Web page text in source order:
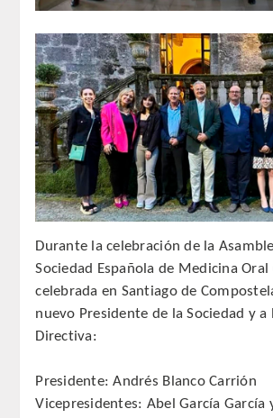
CIENCIAS BASICAS MEDICAS
AFINES A LA ODONTOLOGIA
HUMANIDADES Y CIENCIAS
MEDICO-JURIDICAS
PREVENCION,PROMOCION DE LA
SALUD Y GESTION NUEVAS
TECNOLOGIAS SANITARIAS
ESTOMATOLOGIA MEDICO-
QUIRURGICA
ODONTOLOGIA CONSERVADORA
NÚMERO
Durante la celebración de la
Sociedad Española de Medicina Oral
celebrada en Santiago de
nuevo Presidente de la Sociedad y a
Directiva:
Presidente: Andrés Blanco Carrión
Vicepresidentes: Abel García García